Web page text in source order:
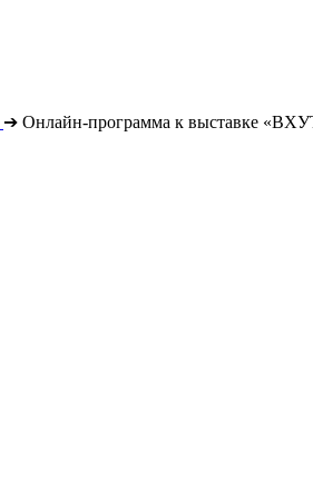
➔ Онлайн-программа к выставке